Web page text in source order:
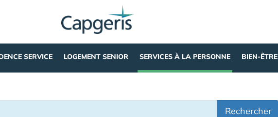
SERVICE LOGEMENT SENIOR SERVICES À LA PERSONNE BIEN-ÊTRE
Rechercher